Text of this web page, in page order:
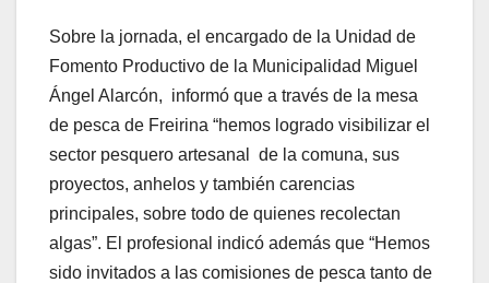
Sobre la jornada, el encargado de la Unidad de
Fomento Productivo de la Municipalidad Miguel
Ángel Alarcón, informó que a través de la mesa
de pesca de Freirina “hemos logrado visibilizar el
sector pesquero artesanal de la comuna, sus
proyectos, anhelos y también carencias
principales, sobre todo de quienes recolectan
algas”. El profesional indicó además que “Hemos
sido invitados a las comisiones de pesca tanto de